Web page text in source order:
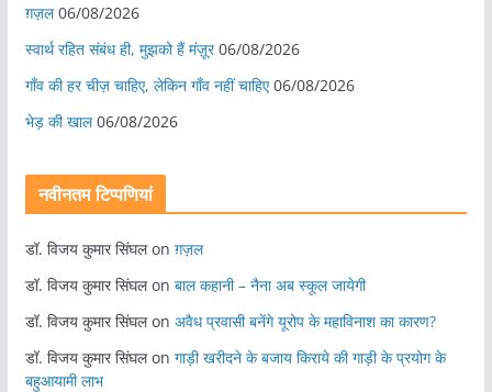
ग़ज़ल 06/08/2026
स्वार्थ रहित संबंध ही, मुझको हैं मंज़ूर 06/08/2026
गाँव की हर चीज़ चाहिए, लेकिन गाँव नहीं चाहिए 06/08/2026
भेड़ की खाल 06/08/2026
नवीनतम टिप्पणियां
डॉ. विजय कुमार सिंघलon ग़ज़ल
डॉ. विजय कुमार सिंघलon बाल कहानी – नैना अब स्कूल जायेगी
डॉ. विजय कुमार सिंघलon अवैध प्रवासी बनेंगे यूरोप के महाविनाश का कारण?
डॉ. विजय कुमार सिंघलon गाड़ी खरीदने के बजाय किराये की गाड़ी के प्रयोग के
बहुआयामी लाभ